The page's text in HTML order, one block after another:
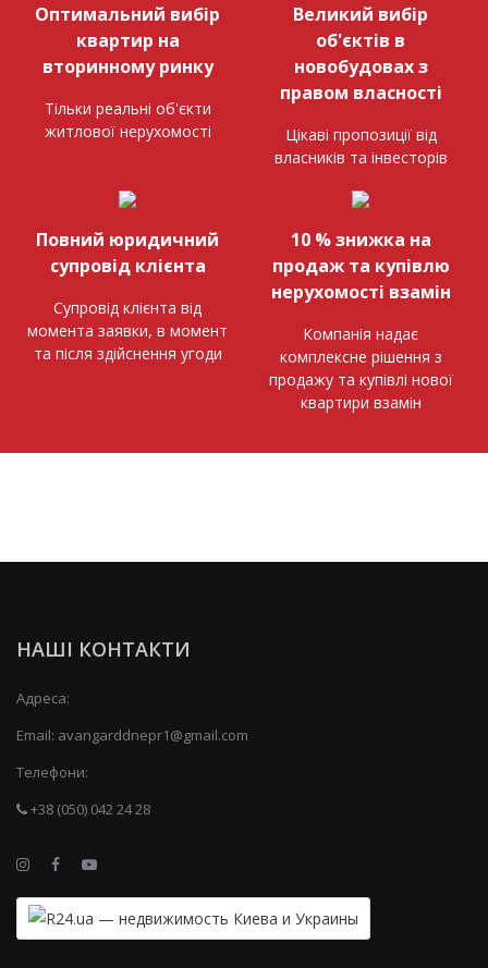
Оптимальний вибір
квартир на
вторинному ринку
Тільки реальні об'єкти
житлової нерухомості
Великий вибір
об'єктів в
новобудовах з
правом власності
Цікаві пропозиції від
власників та інвесторів
Повний юридичний
супровід клієнта
Супровід клієнта від
момента заявки, в момент
та після здійснення угоди
10 % знижка на
продаж та купівлю
нерухомості взамін
Компанія надає
комплексне рішення з
продажу та купівлі нової
квартири взамін
НАШІ КОНТАКТИ
Адреса:
Email: avangarddnepr1@gmail.com
Телефони:
+38 (050) 042 24 28